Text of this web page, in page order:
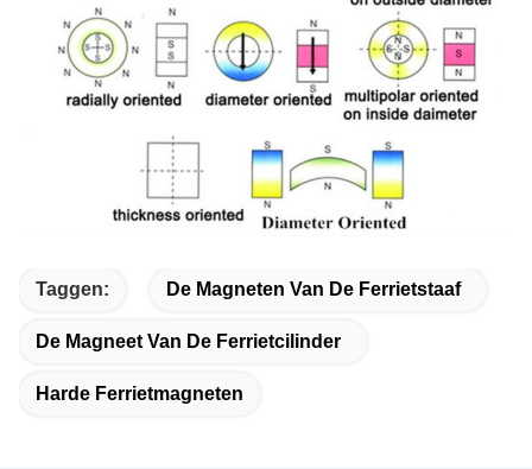
Taggen: De Magneten Van De Ferrietstaaf
De Magneet Van De Ferrietcilinder
Harde Ferrietmagneten